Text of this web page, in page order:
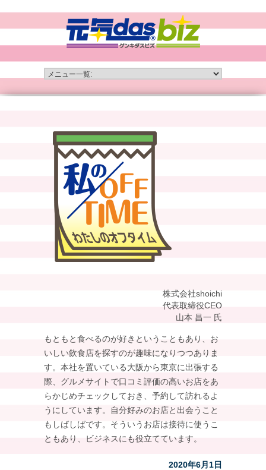
株式会社shoichi
代表取締役CEO
山本 昌一 氏
もともと食べるのが好きということもあり、お
いしい飲食店を探すのが趣味になりつつありま
す。本社を置いている大阪から東京に出張する
際、グルメサイトで口コミ評価の高いお店をあ
らかじめチェックしておき、予約して訪れるよ
うにしています。自分好みのお店と出会うこと
もしばしばです。そういうお店は接待に使うこ
ともあり、ビジネスにも役立てています。
2020年6月1日